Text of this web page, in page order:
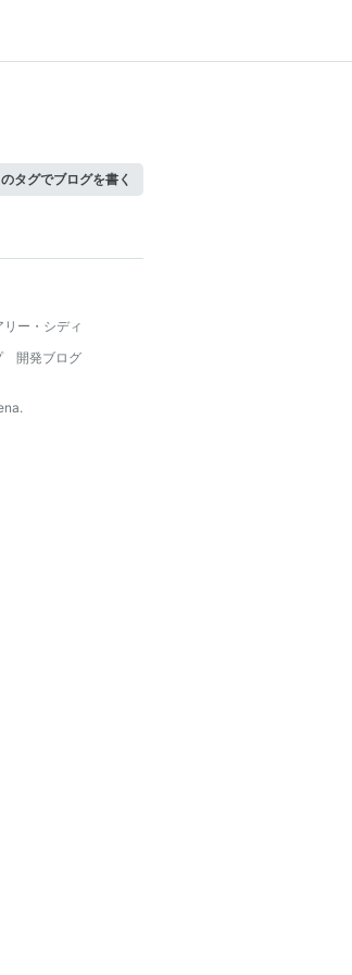
タグでブログを書く
リー・シディ
開発ブログ